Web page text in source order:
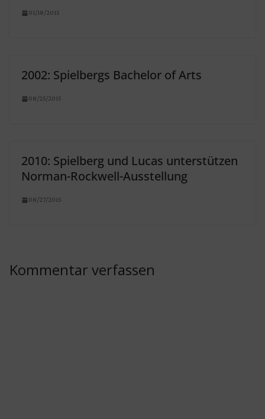
01/18/2015
2002: Spielbergs Bachelor of Arts
08/25/2015
2010: Spielberg und Lucas unterstützen
Norman-Rockwell-Ausstellung
08/27/2015
Kommentar verfassen